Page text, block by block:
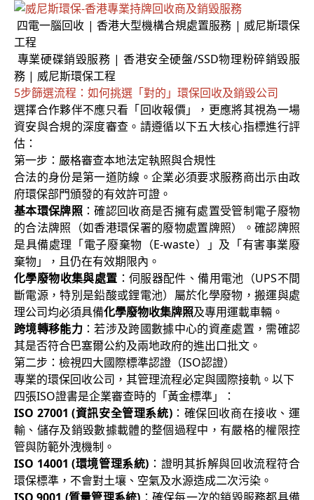
四電一腦回收 | 香港大型機構合規處置服務 | 威尼斯環保
工程
專業硬碟銷毀服務 | 香港安全硬盤/SSD物理粉碎銷毀服
務 | 威尼斯環保工程
5步篩選流程：如何挑選「對的」環保回收及銷毀公司
選擇合作夥伴不應只看「回收報價」，更應將其視為一場
資安與合規的深度審查。請遵循以下五大核心指標進行評
估：
第一步：嚴格審查本地法定執照與合規性
合法的身份是第一道防線。企業必須要求服務商出示由政
府環保部門頒發的有效許可證。
基本環保牌照 ：確認回收商是否擁有處置受管制電子廢物
的合法牌照（如香港環保署的廢物處置牌照）。確認牌照
是具備處理「電子廢棄物（E-waste）」及「有害事業廢
棄物」，且仍在有效期限內。
化學廢物收集與處置 ：伺服器配件、備用電池（UPS不間
斷電源，特別是鉛酸或鋰電池）屬於化學廢物，搬運與處
理公司均必須具備化學廢物收集牌照及專用運載車輛。
跨境轉移能力 ：若涉及跨國數據中心的資產處置，需確認
其是否符合巴塞爾公約及兩地政府的進出口批文。
第二步：檢視四大國際標準認證（ISO認證）
專業的環保回收公司，其管理流程必定與國際接軌。以下
四張ISO證書是企業審查時的「黃金標準」：
ISO 27001 (資訊安全管理系統)：確保回收商在接收、運
輸、儲存及銷毀數據載體的整個過程中，有嚴格的權限控
管與防範外洩機制。
ISO 14001 (環境管理系統) ：證明其拆解與回收流程符合
環保標準，不會對土壤、空氣及水源造成二次污染。